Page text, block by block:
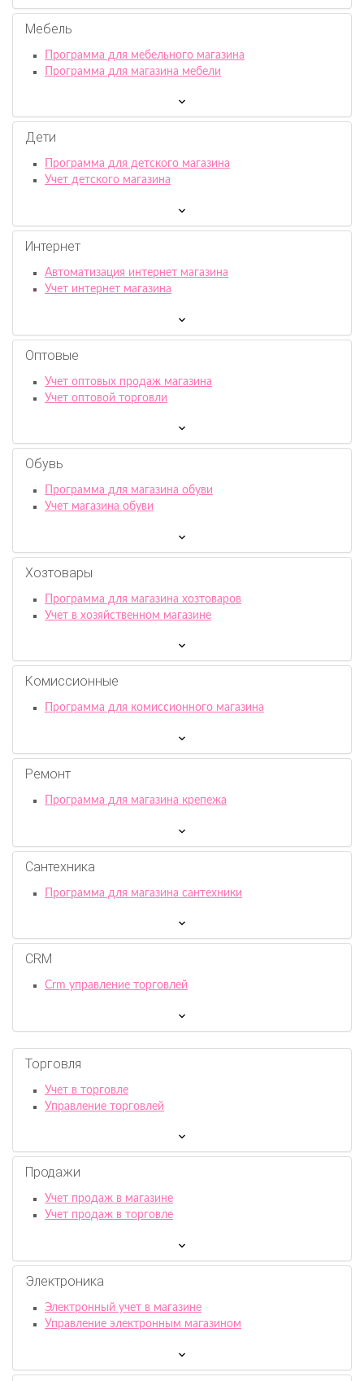
Мебель
Программа для мебельного магазина
Программа для магазина мебели
Дети
Программа для детского магазина
Учет детского магазина
Интернет
Автоматизация интернет магазина
Учет интернет магазина
Оптовые
Учет оптовых продаж магазина
Учет оптовой торговли
Обувь
Программа для магазина обуви
Учет магазина обуви
Хозтовары
Программа для магазина хозтоваров
Учет в хозяйственном магазине
Комиссионныe
Программа для комиссионного магазина
Ремонт
Программа для магазина крепежа
Сантехника
Программа для магазина сантехники
CRM
Crm управление торговлей
Торговля
Учет в торговле
Управление торговлей
Продажи
Учет продаж в магазине
Учет продаж в торговле
Электроника
Электронный учет в магазине
Управление электронным магазином